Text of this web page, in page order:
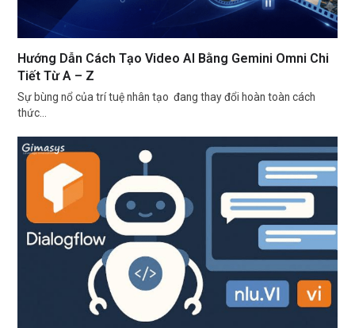
Hướng Dẫn Cách Tạo Video AI Bằng Gemini Omni Chi
Tiết Từ A – Z
Sự bùng nổ của trí tuệ nhân tạo đang thay đổi hoàn toàn cách
thức…